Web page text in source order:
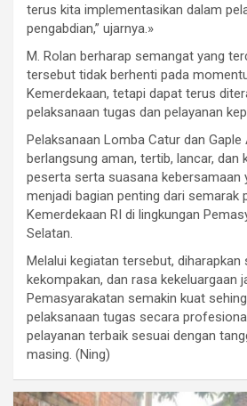
terus kita implementasikan dalam
pengabdian,” ujarnya.»
M. Rolan berharap semangat yang
tersebut tidak berhenti pada
Kemerdekaan, tetapi dapat terus
pelaksanaan tugas dan pelayanan
Pelaksanaan Lomba Catur dan Gaple
berlangsung aman, tertib, lancar,
peserta serta suasana kebersamaan
menjadi bagian penting dari semarak
Kemerdekaan RI di lingkungan
Selatan.
Melalui kegiatan tersebut, diharapkan
kekompakan, dan rasa kekeluargaan
Pemasyarakatan semakin kuat
pelaksanaan tugas secara
pelayanan terbaik sesuai dengan
masing. (Ning)